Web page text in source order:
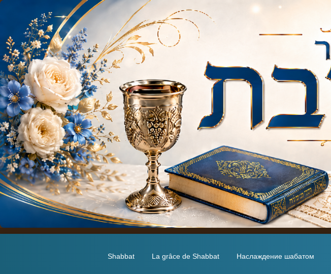
Наслаждение шабатом
La grâce de Shabbat
Shabbat